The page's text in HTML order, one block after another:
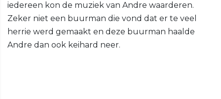
iedereen kon de muziek van Andre waarderen.
Zeker niet een buurman die vond dat er te veel
herrie werd gemaakt en deze buurman haalde
Andre dan ook keihard neer.